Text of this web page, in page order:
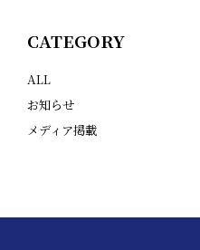
CATEGORY
ALL
お知らせ
メディア掲載